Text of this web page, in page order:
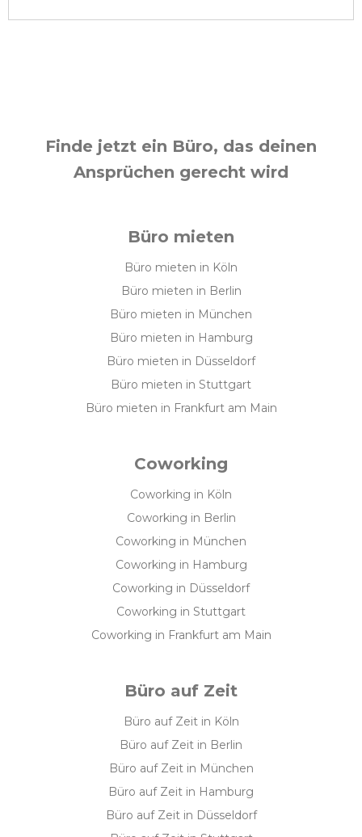
Finde jetzt ein Büro, das deinen
Ansprüchen gerecht wird
Büro mieten
Büro mieten in Köln
Büro mieten in Berlin
Büro mieten in München
Büro mieten in Hamburg
Büro mieten in Düsseldorf
Büro mieten in Stuttgart
Büro mieten in Frankfurt am Main
Coworking
Coworking in Köln
Coworking in Berlin
Coworking in München
Coworking in Hamburg
Coworking in Düsseldorf
Coworking in Stuttgart
Coworking in Frankfurt am Main
Büro auf Zeit
Büro auf Zeit in Köln
Büro auf Zeit in Berlin
Büro auf Zeit in München
Büro auf Zeit in Hamburg
Büro auf Zeit in Düsseldorf